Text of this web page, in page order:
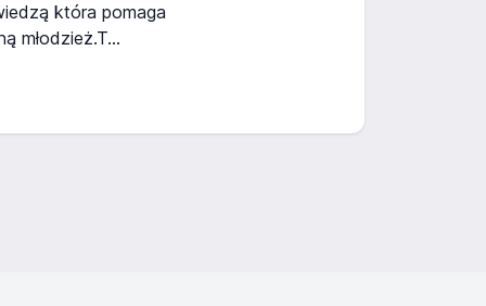
która pomaga
młodzież.T...